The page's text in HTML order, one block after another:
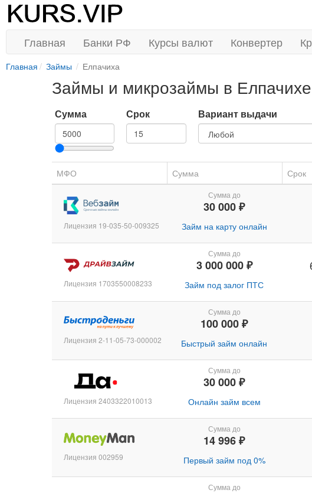
Главная Банки РФ Курсы валют Конвертер
Главная Займы Елпачиха
Займы и микрозаймы в Елпачихе
Сумма Срок Вариант выдачи
МФО Сумма Срок
Лицензия 19-035-50-009325
Сумма до
30 000 ₽
Займ на карту онлайн
Лицензия 1703550008233
Сумма до
3 000 000 ₽
Займ под залог ПТС
Лицензия 2-11-05-73-000002
Сумма до
100 000 ₽
Быстрый займ онлайн
Лицензия 2403322010013
Сумма до
30 000 ₽
Онлайн займ всем
Лицензия 002959
Сумма до
14 996 ₽
Первый займ под 0%
Сумма до